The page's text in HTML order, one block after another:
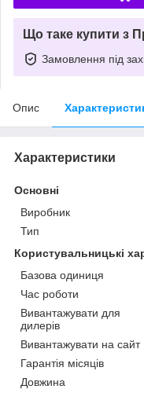
Що таке купити з
Замовлення під
Опис
Характеристики
Основні
Виробник
Тип
Користувальницькі
Базова одиниця
Час роботи
Вивантажувати для
дилерів
Вивантажувати на сайт
Гарантія місяців
Довжина